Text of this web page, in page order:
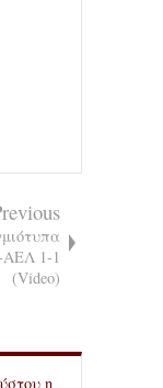
1-1
(Video)
η